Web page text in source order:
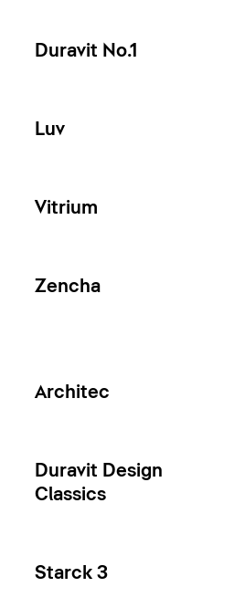
Duravit No.1
Luv
Vitrium
Zencha
Architec
Duravit Design
Classics
Starck 3